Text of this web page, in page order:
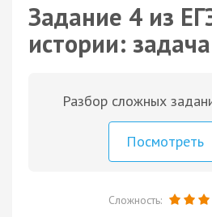
Задание 4 из
истории:
Разбор сложных
Посмотреть
Сложность: